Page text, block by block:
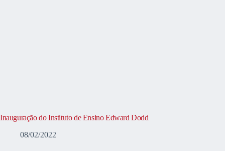
Inauguração do Instituto de Ensino Edward Dodd
08/02/2022